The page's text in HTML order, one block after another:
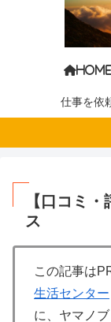
HOME
仕事を依
【口コミ
ス
この記事は
生活センター
に、ヤマノ